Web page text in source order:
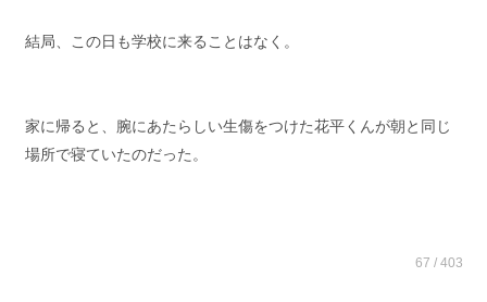
結局、この日も学校に来ることはなく。
家に帰ると、腕にあたらしい生傷をつけた花平くんが朝と同じ
場所で寝ていたのだった。
67 / 403